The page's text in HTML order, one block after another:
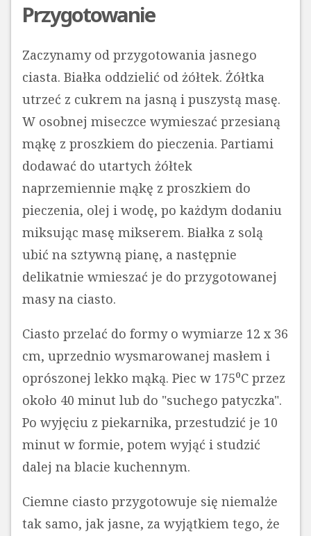
Przygotowanie
Zaczynamy od przygotowania jasnego
ciasta. Białka oddzielić od żółtek. Żółtka
utrzeć z cukrem na jasną i puszystą masę.
W osobnej miseczce wymieszać przesianą
mąkę z proszkiem do pieczenia. Partiami
dodawać do utartych żółtek
naprzemiennie mąkę z proszkiem do
pieczenia, olej i wodę, po każdym dodaniu
miksując masę mikserem. Białka z solą
ubić na sztywną pianę, a następnie
delikatnie wmieszać je do przygotowanej
masy na ciasto.
Ciasto przelać do formy o wymiarze 12 x 36
cm, uprzednio wysmarowanej masłem i
oprószonej lekko mąką. Piec w 175⁰C przez
około 40 minut lub do "suchego patyczka".
Po wyjęciu z piekarnika, przestudzić je 10
minut w formie, potem wyjąć i studzić
dalej na blacie kuchennym.
Ciemne ciasto przygotowuje się niemalże
tak samo, jak jasne, za wyjątkiem tego, że